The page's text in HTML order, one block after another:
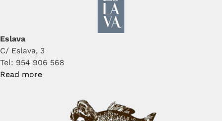
Eslava
C/ Eslava, 3
Tel: 954 906 568
Read more